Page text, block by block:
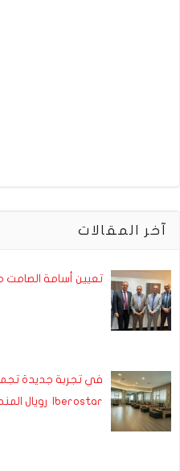
آخر المقالات
تعيين أسامة الصامت
في تجربة جديدة تجمع
Iberostar رويال المنصور المهدية يطلق Pila…